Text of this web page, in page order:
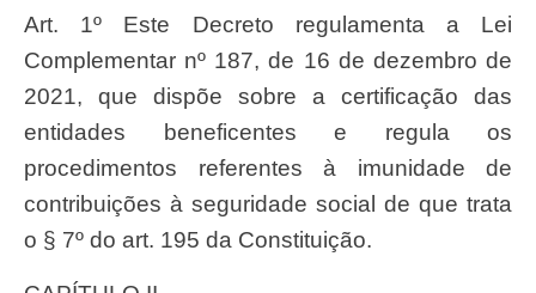
Art. 1º Este Decreto regulamenta a Lei
Complementar nº 187, de 16 de dezembro de
2021, que dispõe sobre a certificação das
entidades beneficentes e regula os
procedimentos referentes à imunidade de
contribuições à seguridade social de que trata
o § 7º do art. 195 da Constituição.